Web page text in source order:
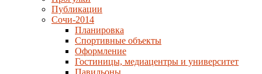
Публикации
Сочи-2014
Планировка
Спортивные объекты
Оформление
Гостиницы, медиацентры и университет
Павильоны